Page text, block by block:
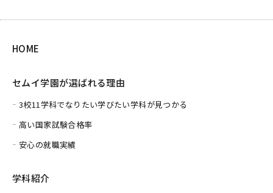
HOME
セムイ学園が選ばれる理由
3校11学科でなりたい学びたい学科が見つかる
高い国家試験合格率
安心の就職実績
学科紹介